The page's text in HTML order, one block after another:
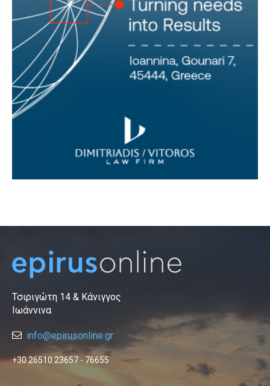
Τσιριγώτη 14 & Κάνιγγος
Ιωάννινα
info@epirusonline.gr
+30 26510 23657 - 76655